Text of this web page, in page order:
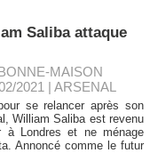
Saliba attaque
MAISON
2021 |ARSENAL
se relancer après son
William Saliba est revenu
à Londres et ne ménage
Annoncé comme le futur